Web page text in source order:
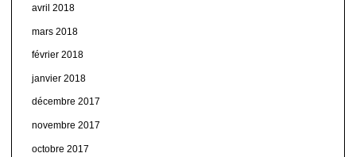
avril 2018
mars 2018
février 2018
janvier 2018
décembre 2017
novembre 2017
octobre 2017